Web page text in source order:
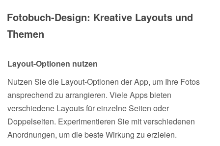
Fotobuch-Design: Kreative Layouts und
Themen
Layout-Optionen nutzen
Nutzen Sie die Layout-Optionen der App, um Ihre Fotos
ansprechend zu arrangieren. Viele Apps bieten
verschiedene Layouts für einzelne Seiten oder
Doppelseiten. Experimentieren Sie mit verschiedenen
Anordnungen, um die beste Wirkung zu erzielen.